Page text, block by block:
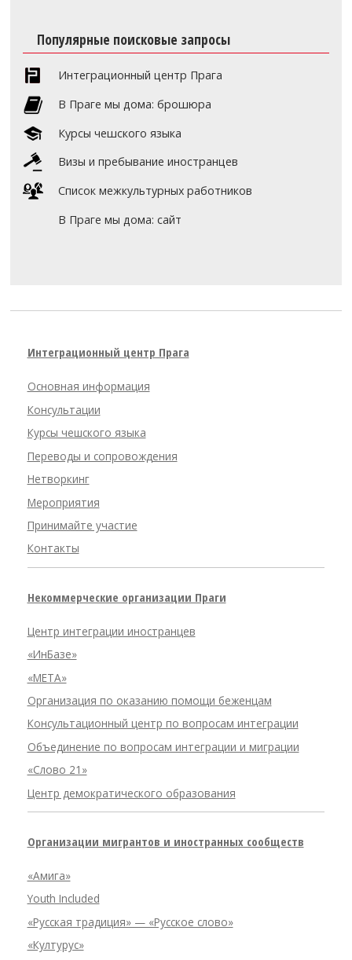
Популярные поисковые запросы
Интеграционный центр Прага
В Праге мы дома: брошюра
Курсы чешского языка
Визы и пребывание иностранцев
Список межкультурных работников
В Праге мы дома: сайт
Интеграционный центр Прага
Основная информация
Консультации
Курсы чешского языка
Переводы и сопровождения
Нетворкинг
Мероприятия
Принимайте участие
Контакты
Некоммерческие организации Праги
Центр интеграции иностранцев
«ИнБазе»
«META»
Организация по оказанию помощи беженцам
Консультационный центр по вопросам интеграции
Объединение по вопросам интеграции и миграции
«Слово 21»
Центр демократического образования
Организации мигрантов и иностранных сообществ
«Амига»
Youth Included
«Русская традиция» — «Русское слово»
«Културус»